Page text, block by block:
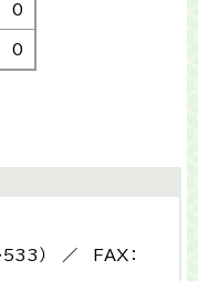
0
0
533） ／ FAX：